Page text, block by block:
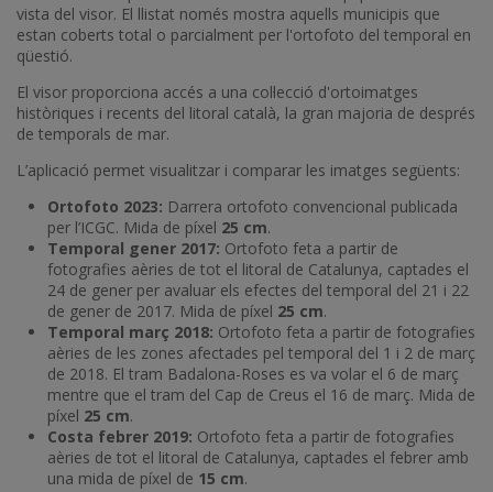
vista del visor. El llistat només mostra aquells municipis que
estan coberts total o parcialment per l'ortofoto del temporal en
qüestió.
El visor proporciona accés a una col·lecció d'ortoimatges
històriques i recents del litoral català, la gran majoria de després
de temporals de mar.
L’aplicació permet visualitzar i comparar les imatges següents:
Ortofoto 2023: Darrera ortofoto convencional publicada
per l’ICGC. Mida de píxel 25 cm.
Temporal gener 2017: Ortofoto feta a partir de
fotografies aèries de tot el litoral de Catalunya, captades el
24 de gener per avaluar els efectes del temporal del 21 i 22
de gener de 2017. Mida de píxel 25 cm.
Temporal març 2018: Ortofoto feta a partir de fotografies
aèries de les zones afectades pel temporal del 1 i 2 de març
de 2018. El tram Badalona-Roses es va volar el 6 de març
mentre que el tram del Cap de Creus el 16 de març. Mida de
píxel 25 cm.
Costa febrer 2019: Ortofoto feta a partir de fotografies
aèries de tot el litoral de Catalunya, captades el febrer amb
una mida de píxel de 15 cm.